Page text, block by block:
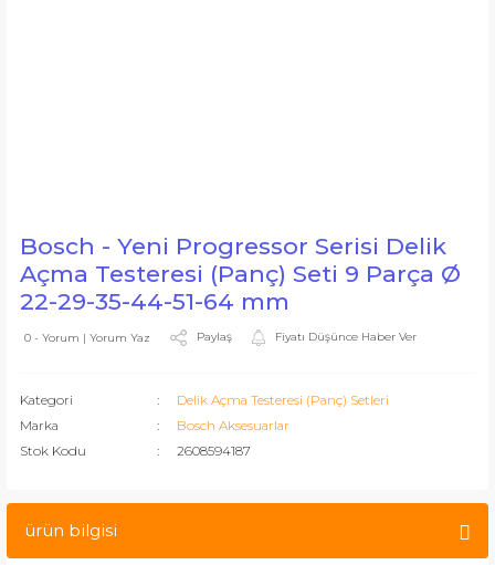
Bosch - Yeni Progressor Serisi Delik
Açma Testeresi (Panç) Seti 9 Parça Ø
22-29-35-44-51-64 mm
0 - Yorum | Yorum Yaz Paylaş Fiyatı Düşünce Haber Ver
Kategori
Delik Açma Testeresi (Panç) Setleri
Marka
Bosch Aksesuarlar
Stok Kodu
2608594187
ürün bilgisi